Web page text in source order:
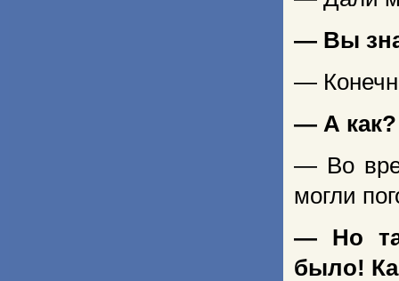
— Вы
—
— А
— Во
могли
— Но
было!